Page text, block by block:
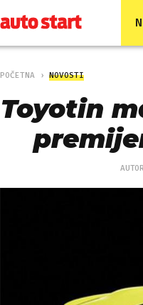
POČETNA NOVOSTI
Toyotin